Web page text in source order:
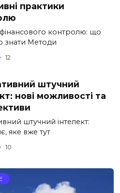
практики
контролю: що
знати Методи
12
штучний
нові можливості та
штучний інтелект:
яке вже тут
10